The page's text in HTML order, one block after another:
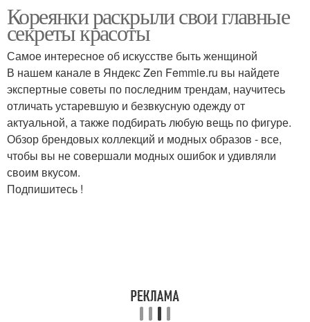
Кореянки раскрыли свои главные
секреты красоты
Самое интересное об искусстве быть женщиной
В нашем канале в Яндекс Zen Femmie.ru вы найдете
экспертные советы по последним трендам, научитесь
отличать устаревшую и безвкусную одежду от
актуальной, а также подбирать любую вещь по фигуре.
Обзор брендовых коллекций и модных образов - все,
чтобы вы не совершали модных ошибок и удивляли
своим вкусом.
Подпишитесь !